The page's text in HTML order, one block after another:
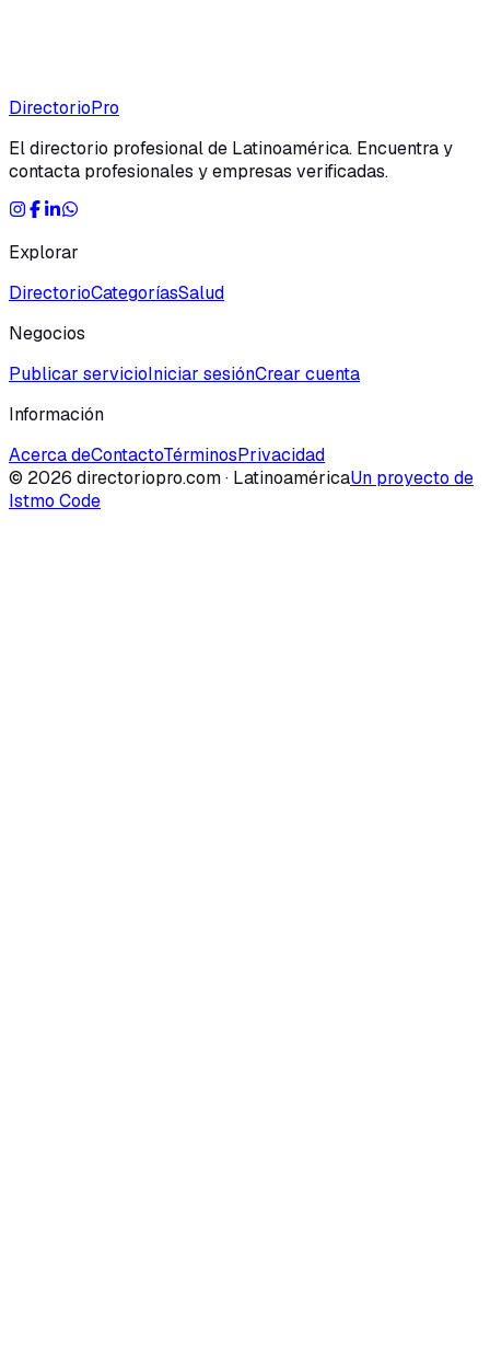
DirectorioPro
El directorio profesional de Latinoamérica. Encuentra y
contacta profesionales y empresas verificadas.
Explorar
DirectorioCategoríasSalud
Negocios
Publicar servicioIniciar sesiónCrear cuenta
Información
Acerca deContactoTérminosPrivacidad
© 2026 directoriopro.com· LatinoaméricaUn proyecto de
Istmo Code